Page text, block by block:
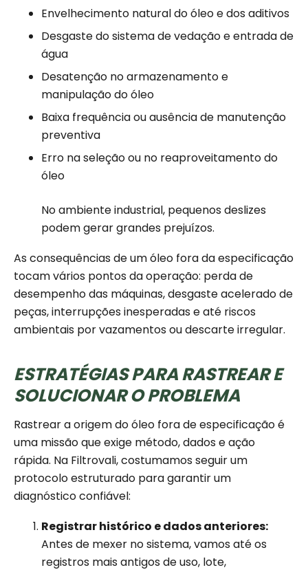
Envelhecimento natural do óleo e dos aditivos
Desgaste do sistema de vedação e entrada de
água
Desatenção no armazenamento e
manipulação do óleo
Baixa frequência ou ausência de manutenção
preventiva
Erro na seleção ou no reaproveitamento do
óleo
No ambiente industrial, pequenos deslizes
podem gerar grandes prejuízos.
As consequências de um óleo fora da especificação
tocam vários pontos da operação: perda de
desempenho das máquinas, desgaste acelerado de
peças, interrupções inesperadas e até riscos
ambientais por vazamentos ou descarte irregular.
ESTRATÉGIAS PARA RASTREAR E
SOLUCIONAR O PROBLEMA
Rastrear a origem do óleo fora de especificação é
uma missão que exige método, dados e ação
rápida. Na Filtrovali, costumamos seguir um
protocolo estruturado para garantir um
diagnóstico confiável:
Registrar histórico e dados anteriores:
Antes de mexer no sistema, vamos até os
registros mais antigos de uso, lote,